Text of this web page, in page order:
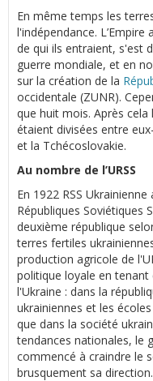
En même temps les
l'indépendance.
de qui ils entraient, s'est
guerre mondiale, et en
sur la création de la
occidentale (ZUNR).
que huit mois. Après
étaient divisées entre
et la Tchécoslovakie.
Au nombre de l’URSS
En 1922 RSS
Républiques Soviétiques
deuxième république
terres fertiles
production agricole de
politique loyale en
l'Ukraine : dans la
ukrainiennes et les
que dans la société
tendances nationales, le
commencé à craindre le
brusquement sa direction.